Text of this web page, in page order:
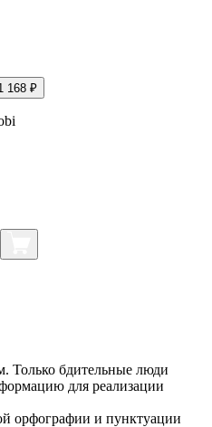
168 ₽
Только бдительные люди
для реализации
орфографии и пунктуации